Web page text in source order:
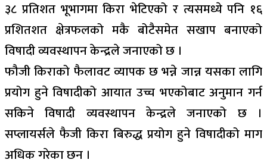
३८ प्रतिशत भूभागमा किरा भेटिएको र त्यसमध्ये पनि १६
प्रशितशत क्षेत्रफलको मकै बोटैसमेत सखाप बनाएको
विषादी व्यवस्थापन केन्द्रले जनाएको छ ।
फौजी किराको फैलावट व्यापक छ भन्ने जान्न यसका लागि
प्रयोग हुने विषादीको आयात उच्च भएकोबाट अनुमान गर्न
सकिने विषादी व्यवस्थापन केन्द्रले जनाएको छ ।
सप्लायर्सले फैजी किरा बिरुद्ध प्रयोग हुने विषादीको माग
अधिक गरेका छन ।